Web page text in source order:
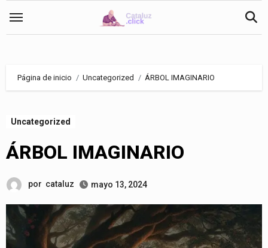
Página de inicio Uncategorized ÁRBOL IMAGINARIO
Uncategorized
ÁRBOL IMAGINARIO
por cataluz mayo 13, 2024